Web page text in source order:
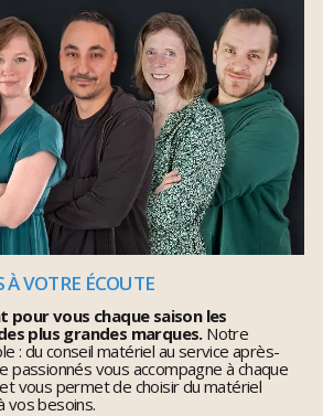
À VOTRE ÉCOUTE
vous chaque saison les
plus grandes marques.Notre
: du conseil matériel au service après-
passionnés vous accompagne à chaque
vous permet de choisir du matériel
vos besoins.